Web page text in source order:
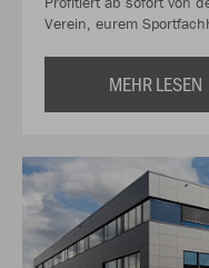
Verein, eurem
MEHR LESEN